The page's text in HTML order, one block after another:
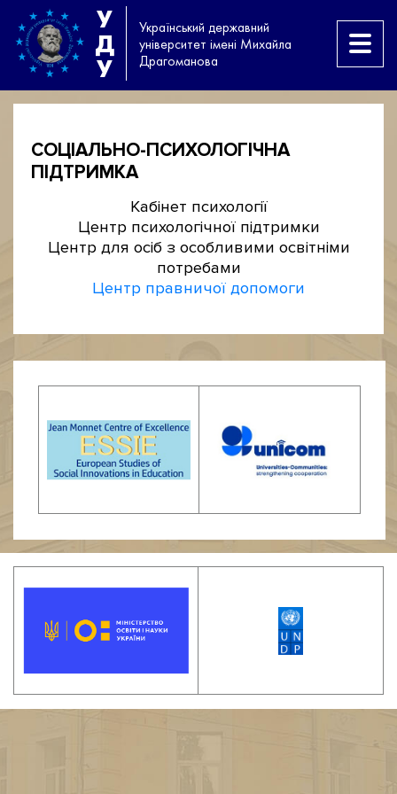
У
Д
У
Український державний
університет імені Михайла
Драгоманова
СОЦІАЛЬНО-ПСИХОЛОГІЧНА
ПІДТРИМКА
Кабінет психології
Центр психологічної підтримки
Центр для осіб з особливими освітніми
потребами
Центр правничої допомоги